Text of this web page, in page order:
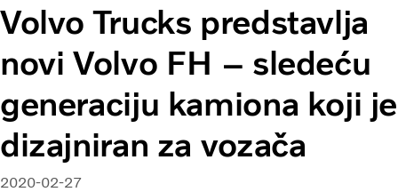
Kamioni
Usluge
Kampanje
Dealer locator
Vesti
O nama
Volvo Truck Builder
Javite nam se
Volvo Trucks predstavlja
novi Volvo FH – sledeću
generaciju kamiona koji je
dizajniran za vozača
2020-02-27